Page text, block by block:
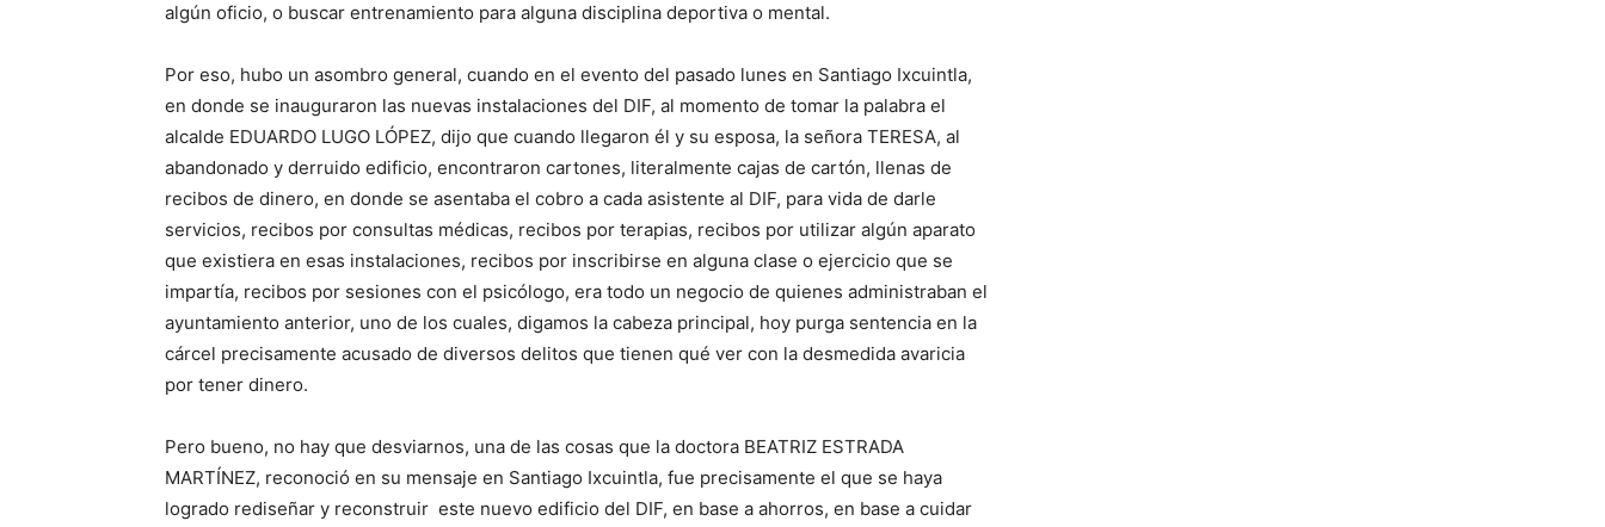
algún oficio, o buscar entrenamiento para alguna disciplina deportiva o mental.
Por eso, hubo un asombro general, cuando en el evento del pasado lunes en Santiago Ixcuintla,
en donde se inauguraron las nuevas instalaciones del DIF, al momento de tomar la palabra el
alcalde EDUARDO LUGO LÓPEZ, dijo que cuando llegaron él y su esposa, la señora TERESA, al
abandonado y derruido edificio, encontraron cartones, literalmente cajas de cartón, llenas de
recibos de dinero, en donde se asentaba el cobro a cada asistente al DIF, para vida de darle
servicios, recibos por consultas médicas, recibos por terapias, recibos por utilizar algún aparato
que existiera en esas instalaciones, recibos por inscribirse en alguna clase o ejercicio que se
impartía, recibos por sesiones con el psicólogo, era todo un negocio de quienes administraban el
ayuntamiento anterior, uno de los cuales, digamos la cabeza principal, hoy purga sentencia en la
cárcel precisamente acusado de diversos delitos que tienen qué ver con la desmedida avaricia
por tener dinero.
Pero bueno, no hay que desviarnos, una de las cosas que la doctora BEATRIZ ESTRADA
MARTÍNEZ, reconoció en su mensaje en Santiago Ixcuintla, fue precisamente el que se haya
logrado rediseñar y reconstruir este nuevo edificio del DIF, en base a ahorros, en base a cuidar